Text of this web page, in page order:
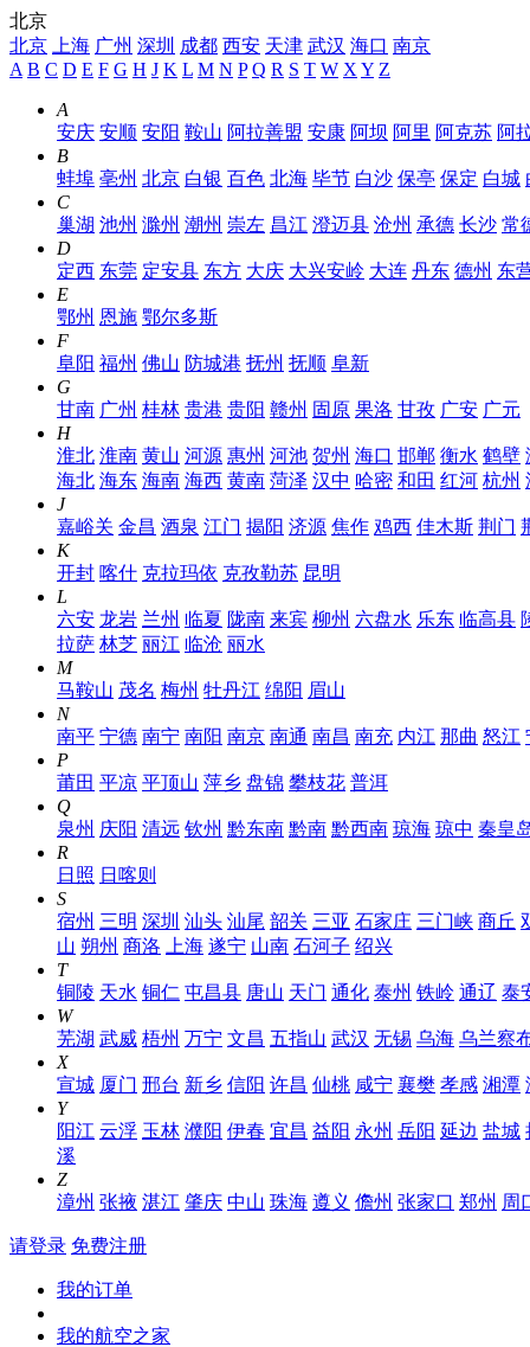
北京
北京
上海 广州 深圳 成都 西安 天津 武汉 海口 南京
A B C D E F G H J K L M N P Q R S T W X Y Z
A
安庆 安顺 安阳 鞍山 阿拉善盟 安康 阿坝 阿里 阿克苏 阿
B
蚌埠 亳州 北京 白银 百色 北海 毕节 白沙 保亭 保定 白城
C
巢湖 池州 滁州 潮州 崇左 昌江 澄迈县 沧州 承德 长沙 常
D
定西 东莞 定安县 东方 大庆 大兴安岭 大连 丹东 德州 东
E
鄂州 恩施 鄂尔多斯
F
阜阳 福州 佛山 防城港 抚州 抚顺 阜新
G
甘南 广州 桂林 贵港 贵阳 赣州 固原 果洛 甘孜 广安 广元
H
淮北 淮南 黄山 河源 惠州 河池 贺州 海口 邯郸 衡水 鹤壁
海北 海东 海南 海西 黄南 菏泽 汉中 哈密 和田 红河 杭州
J
嘉峪关 金昌 酒泉 江门 揭阳 济源 焦作 鸡西 佳木斯 荆门
K
开封 喀什 克拉玛依 克孜勒苏 昆明
L
六安 龙岩 兰州 临夏 陇南 来宾 柳州 六盘水 乐东 临高县
拉萨 林芝 丽江 临沧 丽水
M
马鞍山 茂名 梅州 牡丹江 绵阳 眉山
N
南平 宁德 南宁 南阳 南京 南通 南昌 南充 内江 那曲 怒江
P
莆田 平凉 平顶山 萍乡 盘锦 攀枝花 普洱
Q
泉州 庆阳 清远 钦州 黔东南 黔南 黔西南 琼海 琼中 秦皇
R
日照 日喀则
S
宿州 三明 深圳 汕头 汕尾 韶关 三亚 石家庄 三门峡 商丘
山 朔州 商洛 上海 遂宁 山南 石河子 绍兴
T
铜陵 天水 铜仁 屯昌县 唐山 天门 通化 泰州 铁岭 通辽 泰
W
芜湖 武威 梧州 万宁 文昌 五指山 武汉 无锡 乌海 乌兰察
X
宣城 厦门 邢台 新乡 信阳 许昌 仙桃 咸宁 襄樊 孝感 湘潭
Y
阳江 云浮 玉林 濮阳 伊春 宜昌 益阳 永州 岳阳 延边 盐城
溪
Z
漳州 张掖 湛江 肇庆 中山 珠海 遵义 儋州 张家口 郑州 周
请登录 免费注册
我的订单
我的航空之家